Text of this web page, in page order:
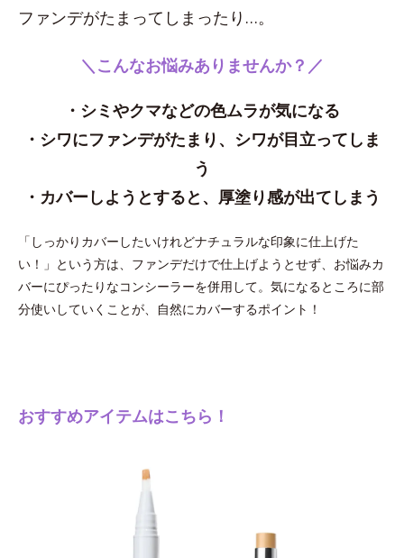
ファンデがたまってしまったり…。
＼こんなお悩みありませんか？／
・シミやクマなどの色ムラが気になる
・シワにファンデがたまり、シワが目立ってしま
う
・カバーしようとすると、厚塗り感が出てしまう
「しっかりカバーしたいけれどナチュラルな印象に仕上げた
い！」という方は、ファンデだけで仕上げようとせず、お悩みカ
バーにぴったりなコンシーラーを併用して。気になるところに部
分使いしていくことが、自然にカバーするポイント！
おすすめアイテムはこちら！